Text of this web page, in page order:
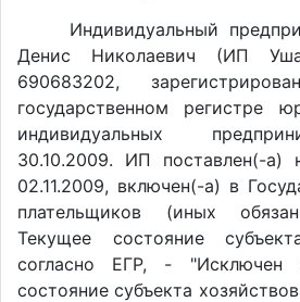
Индивидуальный
Денис Николаевич (ИП
690683202,
государственном регистре
индивидуальных
30.10.2009. ИП поставлен(-a)
02.11.2009, включен(-a) в
плательщиков (иных
Текущее состояние
согласно ЕГР, - "Исключен
состояние субъекта